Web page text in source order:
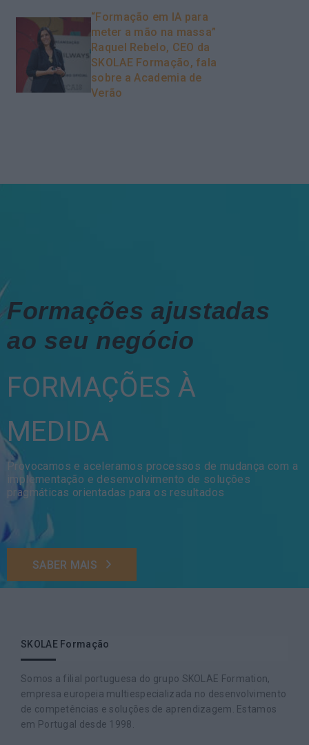
“Formação em IA para
meter a mão na massa”
Raquel Rebelo, CEO da
SKOLAE Formação, fala
sobre a Academia de
Verão
Formações ajustadas
ao seu negócio
FORMAÇÕES À
MEDIDA
Provocamos e aceleramos processos de mudança com a
implementação e desenvolvimento de soluções
pragmáticas orientadas para os resultados
SABER MAIS
SKOLAE Formação
Somos a filial portuguesa do grupo SKOLAE Formation,
empresa europeia multiespecializada no desenvolvimento
de competências e soluções de aprendizagem. Estamos
em Portugal desde 1998.